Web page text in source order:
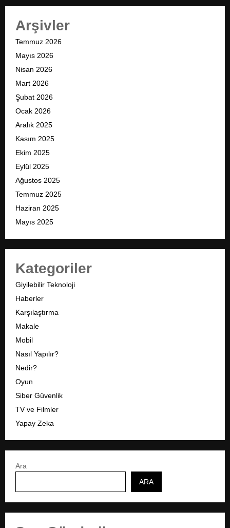
Arşivler
Temmuz 2026
Mayıs 2026
Nisan 2026
Mart 2026
Şubat 2026
Ocak 2026
Aralık 2025
Kasım 2025
Ekim 2025
Eylül 2025
Ağustos 2025
Temmuz 2025
Haziran 2025
Mayıs 2025
Kategoriler
Giyilebilir Teknoloji
Haberler
Karşılaştırma
Makale
Mobil
Nasıl Yapılır?
Nedir?
Oyun
Siber Güvenlik
TV ve Filmler
Yapay Zeka
Ara
ARA